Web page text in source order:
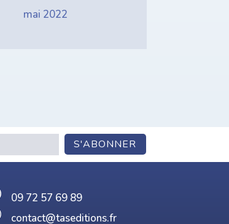
mai 2022
09 72 57 69 89
contact@taseditions.fr